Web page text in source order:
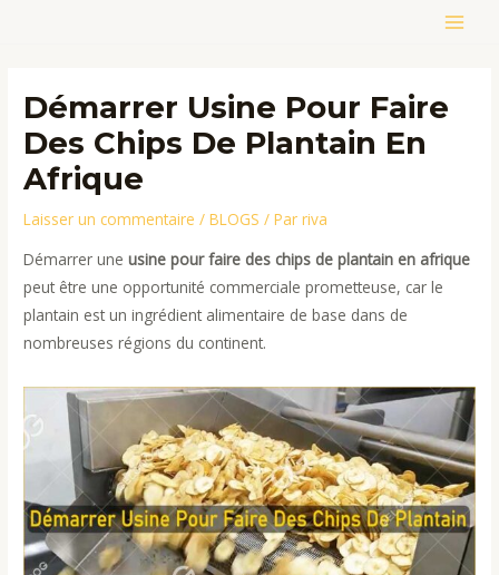
MAIN
Démarrer Usine Pour Faire
Des Chips De Plantain En
Afrique
Laisser un commentaire /BLOGS / Parriva
Démarrer uneusine pour faire des chips de plantain en afrique
peut être une opportunité commerciale prometteuse, car le
plantain est un ingrédient alimentaire de base dans de
nombreuses régions du continent.